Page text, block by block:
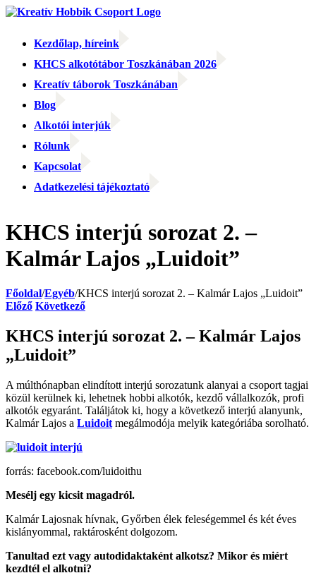
Kihagyás
Kezdőlap, híreink
KHCS alkotótábor Toszkánában 2026
Kreatív táborok Toszkánában
Blog
Alkotói interjúk
Rólunk
Kapcsolat
Adatkezelési tájékoztató
KHCS interjú sorozat 2. –
Kalmár Lajos „Luidoit”
Főoldal/Egyéb/KHCS interjú sorozat 2. – Kalmár Lajos „Luidoit”
Előző Következő
KHCS interjú sorozat 2. – Kalmár Lajos
„Luidoit”
A múlthónapban elindított interjú sorozatunk alanyai a csoport tagjai
közül kerülnek ki, lehetnek hobbi alkotók, kezdő vállalkozók, profi
alkotók egyaránt. Találjátok ki, hogy a következő interjú alanyunk,
Kalmár Lajos a Luidoit megálmodója melyik kategóriába sorolható.
forrás: facebook.com/luidoithu
Mesélj egy kicsit magadról.
Kalmár Lajosnak hívnak, Győrben élek feleségemmel és két éves
kislányommal, raktárosként dolgozom.
Tanultad ezt vagy autodidaktaként alkotsz? Mikor és miért
kezdtél el alkotni?